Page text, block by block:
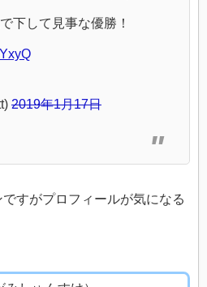
下して見事な優勝！
2019年1月17日
すがプロフィールが気になる